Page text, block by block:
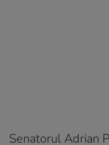
Senatorul Adrian